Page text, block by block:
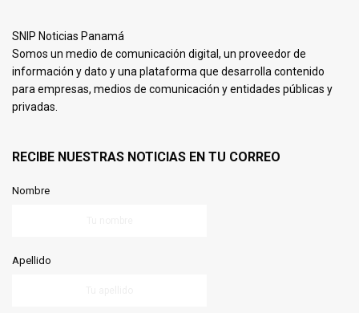
SNIP Noticias Panamá
Somos un medio de comunicación digital, un proveedor de
información y dato y una plataforma que desarrolla contenido
para empresas, medios de comunicación y entidades públicas y
privadas.
RECIBE NUESTRAS NOTICIAS EN TU CORREO
Nombre
Apellido